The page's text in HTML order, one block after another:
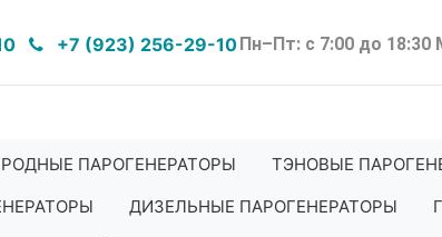
+7 (923) 256-29-10Пн–Пт: с 7:00 до 18:30
ПАРОГЕНЕРАТОРЫ
ТЭНОВЫЕ
ДИЗЕЛЬНЫЕ ПАРОГЕНЕРАТОРЫ